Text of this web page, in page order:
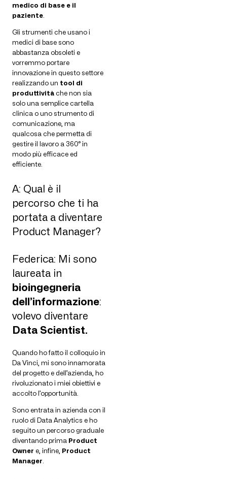
medico di base e il
paziente
Gli strumenti che usano i
medici di base sono
abbastanza obsoleti e
vorremmo portare
innovazione in questo settore
realizzando un tool di
produttività che non sia
solo una semplice cartella
clinica o uno strumento di
comunicazione, ma
qualcosa che permetta di
gestire il lavoro a 360° in
modo più efficace ed
efficiente.
A: Qual è il
percorso che ti ha
portata a diventare
Product Manager?
Federica: Mi sono
laureata in
bioingegneria
dell’informazione:
volevo diventare
Data Scientist.
Quando ho fatto il colloquio in
Da Vinci, mi sono innamorata
del progetto e dell’azienda, ho
rivoluzionato i miei obiettivi e
accolto l’opportunità.
Sono entrata in azienda con il
ruolo di Data Analytics e ho
seguito un percorso graduale
diventando prima Product
Owner e, infine, Product
Manager